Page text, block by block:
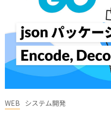
WEB システム開発